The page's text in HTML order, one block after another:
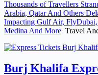
Thousands of Travellers
Arabia, Qatar And Others
Impacting Gulf Air,
Medina And More Travel
Burj Khalifa